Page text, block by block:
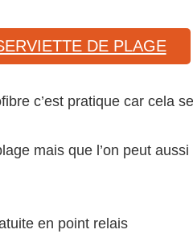
DE PLAGE
c’est pratique car cela
mais que l’on peut
en point relais